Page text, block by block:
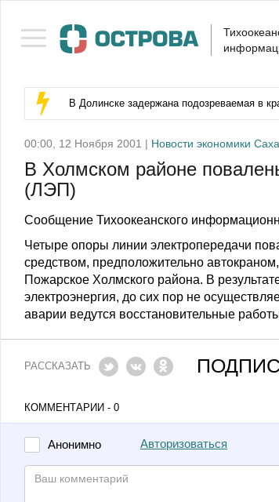
В Долинске задержана подозреваемая в
00:00, 12 Ноября 2001 | Новости экономики
В Холмском районе
(ЛЭП)
Сообщение Тихоокеанского
Четыре опоры линии электропередачи
средством, предположительно
Пожарское Холмского района. В
электроэнергия, до сих пор не
аварии ведутся восстановительные
РАССКАЗАТЬ
КОММЕНТАРИИ - 0
Анонимно Авторизоваться